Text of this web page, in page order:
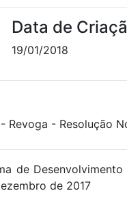
Data de
19/01/2018
Revoga - Resolução
de
de 2017